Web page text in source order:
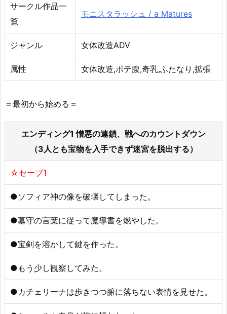
サークル作品一
覧
モニスタラッシュ / a Matures
ジャンル 女体改造ADV
属性 女体改造,ボテ腹,奇乳,ふたなり,拡張
＝最初から始める＝
エンディング1 憎悪の連鎖、戦へのカウントダウン
（3人とも宝物を入手できず迷宮を脱出する）
☆セーブ1
●ソフィア神の像を破壊してしまった。
●墓守の言葉に従って魔導書を燃やした。
●宝剣を溶かして鍵を作った。
●もう少し観察してみた。
●カチェリーナは歩きつつ腑に落ちない表情を見せた。